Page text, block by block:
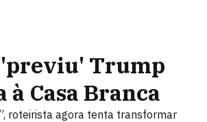
'previu' Trump
Casa Branca
roteirista agora tenta transformar